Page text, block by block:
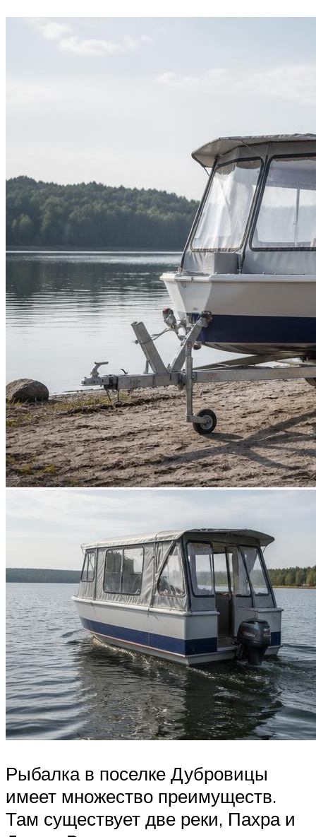
Рыбалка в поселке Дубровицы
имеет множество преимуществ.
Там существует две реки, Пахра и